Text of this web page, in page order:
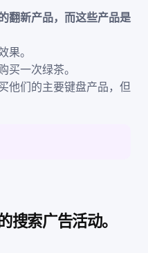
翻新产品，而这些产品是
。
一次绿茶。
他们的主要键盘产品，但
索广告活动。